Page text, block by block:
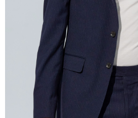
權轉讓予恩沛科技股份有限公司。
２．關於個人資料處理事宜，請瀏覽以下網址：
https://aftee.tw/terms/#terms3
３．未成年的使用者請事先徵得法定代理人或
「AFTEE先享後付」，若未經同意申辦者引起
４．使用「AFTEE先享後付」時，將依據個別
時審查核予不同之上限額度；若仍有額度不足
請求用戶進行身份認證。
５．嚴禁一人註冊多個帳號或使用他人資訊註
恩沛科技股份有限公司將有權停止該用戶之使